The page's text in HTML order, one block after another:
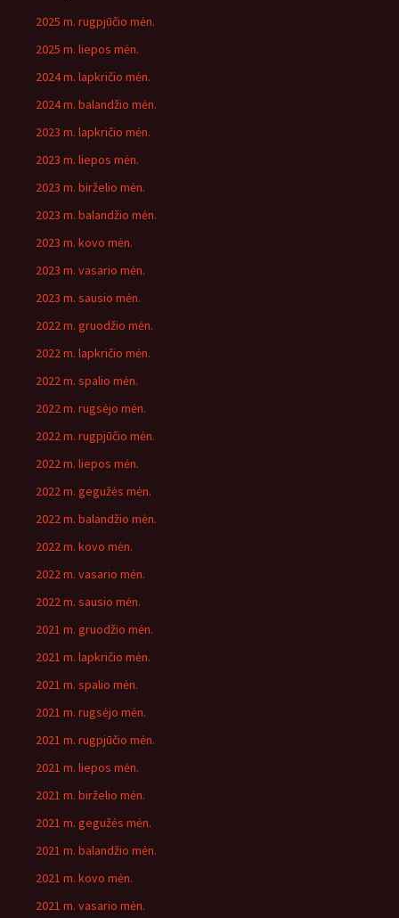
2025 m. rugpjūčio mėn.
2025 m. liepos mėn.
2024 m. lapkričio mėn.
2024 m. balandžio mėn.
2023 m. lapkričio mėn.
2023 m. liepos mėn.
2023 m. birželio mėn.
2023 m. balandžio mėn.
2023 m. kovo mėn.
2023 m. vasario mėn.
2023 m. sausio mėn.
2022 m. gruodžio mėn.
2022 m. lapkričio mėn.
2022 m. spalio mėn.
2022 m. rugsėjo mėn.
2022 m. rugpjūčio mėn.
2022 m. liepos mėn.
2022 m. gegužės mėn.
2022 m. balandžio mėn.
2022 m. kovo mėn.
2022 m. vasario mėn.
2022 m. sausio mėn.
2021 m. gruodžio mėn.
2021 m. lapkričio mėn.
2021 m. spalio mėn.
2021 m. rugsėjo mėn.
2021 m. rugpjūčio mėn.
2021 m. liepos mėn.
2021 m. birželio mėn.
2021 m. gegužės mėn.
2021 m. balandžio mėn.
2021 m. kovo mėn.
2021 m. vasario mėn.